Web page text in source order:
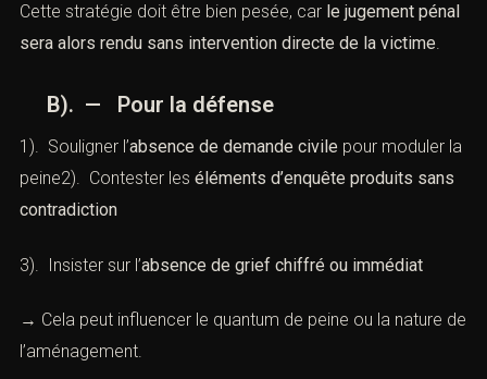
Cette stratégie doit être bien pesée, car le jugement pénal
sera alors rendu sans intervention directe de la victime.
B). — Pour la défense
1). Souligner l’absence de demande civile pour moduler la
peine2). Contester les éléments d’enquête produits sans
contradiction
3). Insister sur l’absence de grief chiffré ou immédiat
→ Cela peut influencer le quantum de peine ou la nature de
l’aménagement.